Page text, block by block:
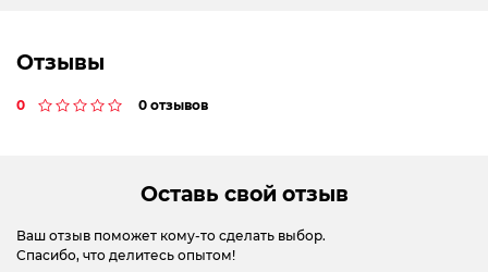
Отзывы
0 0 отзывов
Оставь свой отзыв
Ваш отзыв поможет кому-то сделать выбор.
Спасибо, что делитесь опытом!